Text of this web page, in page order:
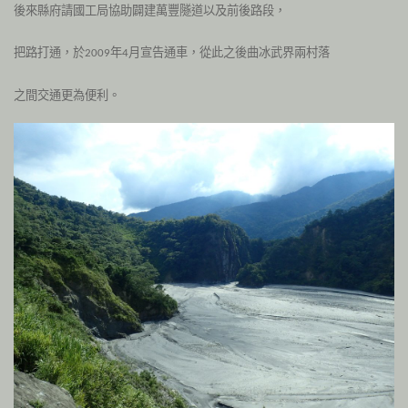
後來縣府請國工局協助闢建萬豐隧道以及前後路段，
把路打通，於2009年4月宣告通車，從此之後曲冰武界兩村落
之間交通更為便利。